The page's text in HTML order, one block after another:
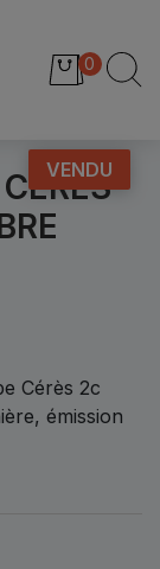
0
VENDU
Cérès 2c
émission